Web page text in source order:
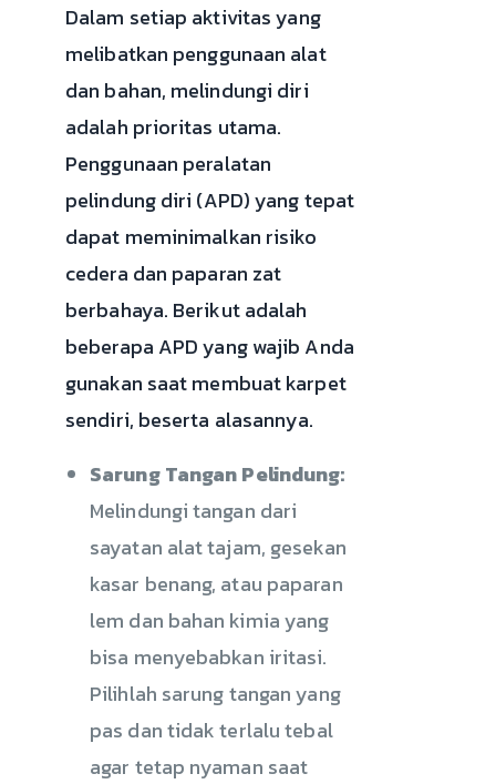
Dalam setiap aktivitas yang
melibatkan penggunaan alat
dan bahan, melindungi diri
adalah prioritas utama.
Penggunaan peralatan
pelindung diri (APD) yang tepat
dapat meminimalkan risiko
cedera dan paparan zat
berbahaya. Berikut adalah
beberapa APD yang wajib Anda
gunakan saat membuat karpet
sendiri, beserta alasannya.
Sarung Tangan Pelindung:
Melindungi tangan dari
sayatan alat tajam, gesekan
kasar benang, atau paparan
lem dan bahan kimia yang
bisa menyebabkan iritasi.
Pilihlah sarung tangan yang
pas dan tidak terlalu tebal
agar tetap nyaman saat